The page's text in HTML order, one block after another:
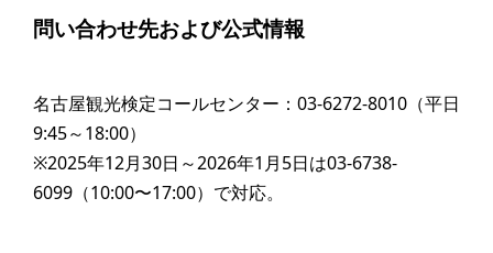
問い合わせ先および公式情報
名古屋観光検定コールセンター：03-6272-8010（平日
9:45～18:00）
※2025年12月30日～2026年1月5日は03-6738-
6099（10:00〜17:00）で対応。